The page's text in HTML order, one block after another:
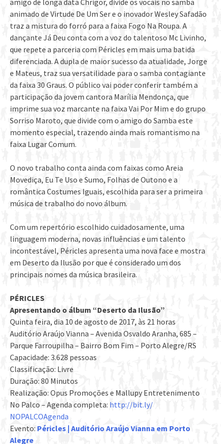
amigo de longa data Chrigor, divide os vocais no samba
animado de Virtude De Um Ser e o inovador Wesley Safadão
traz a mistura do forró para a faixa Fogo Na Roupa. A
dançante Já Deu conta com a voz do talentoso Mc Livinho,
que repete a parceria com Péricles em mais uma batida
diferenciada. A dupla de maior sucesso da atualidade, Jorge
e Mateus, traz sua versatilidade para o samba contagiante
da faixa 30 Graus. O público vai poder conferir também a
participação da jovem cantora Marília Mendonça, que
imprime sua voz marcante na faixa Vai Por Mim e do grupo
Sorriso Maroto, que divide com o amigo do Samba este
momento especial, trazendo ainda mais romantismo na
faixa Lugar Comum.
O novo trabalho conta ainda com faixas como Areia
Movediça, Eu Te Uso e Sumo, Folhas de Outono e a
romântica Costumes Iguais, escolhida para ser a primeira
música de trabalho do novo álbum.
Com um repertório escolhido cuidadosamente, uma
linguagem moderna, novas influências e um talento
incontestável, Péricles apresenta uma nova face e mostra
em Deserto da Ilusão por que é considerado um dos
principais nomes da música brasileira.
PÉRICLES
Apresentando o álbum “Deserto da Ilusão”
Quinta feira, dia 10 de agosto de 2017, às 21 horas
Auditório Araújo Vianna – Avenida Osvaldo Aranha, 685 –
Parque Farroupilha – Bairro Bom Fim – Porto Alegre/RS
Capacidade: 3.628 pessoas
Classificação: Livre
Duração: 80 Minutos
Realização: Opus Promoções e Mallupy Entretenimento
No Palco – Agenda completa: http://bit.ly/
NOPALCOAgenda
Evento: Péricles | Auditório Araújo Vianna em Porto
Alegre